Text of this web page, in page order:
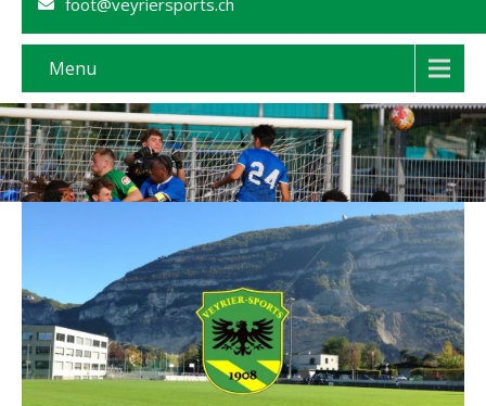
foot@veyriersports.ch
Menu